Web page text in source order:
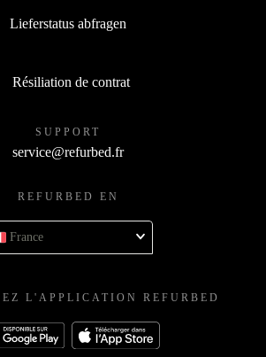
Lieferstatus abfragen
Résiliation de contrat
SUPPORT
service@refurbed.fr
REFURBED EN
France
L'APPLICATION REFURBED